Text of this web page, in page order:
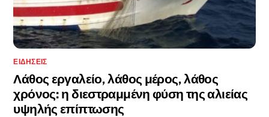
ΕΙΔΉΣΕΙΣ
Λάθος εργαλείο, λάθος μέρος, λάθος
χρόνος: η διεστραμμένη φύση της αλιείας
υψηλής επίπτωσης